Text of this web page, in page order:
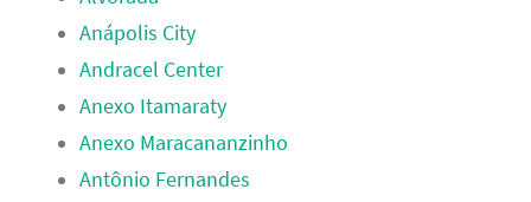
Anápolis City
Andracel Center
Anexo Itamaraty
Anexo Maracananzinho
Antônio Fernandes